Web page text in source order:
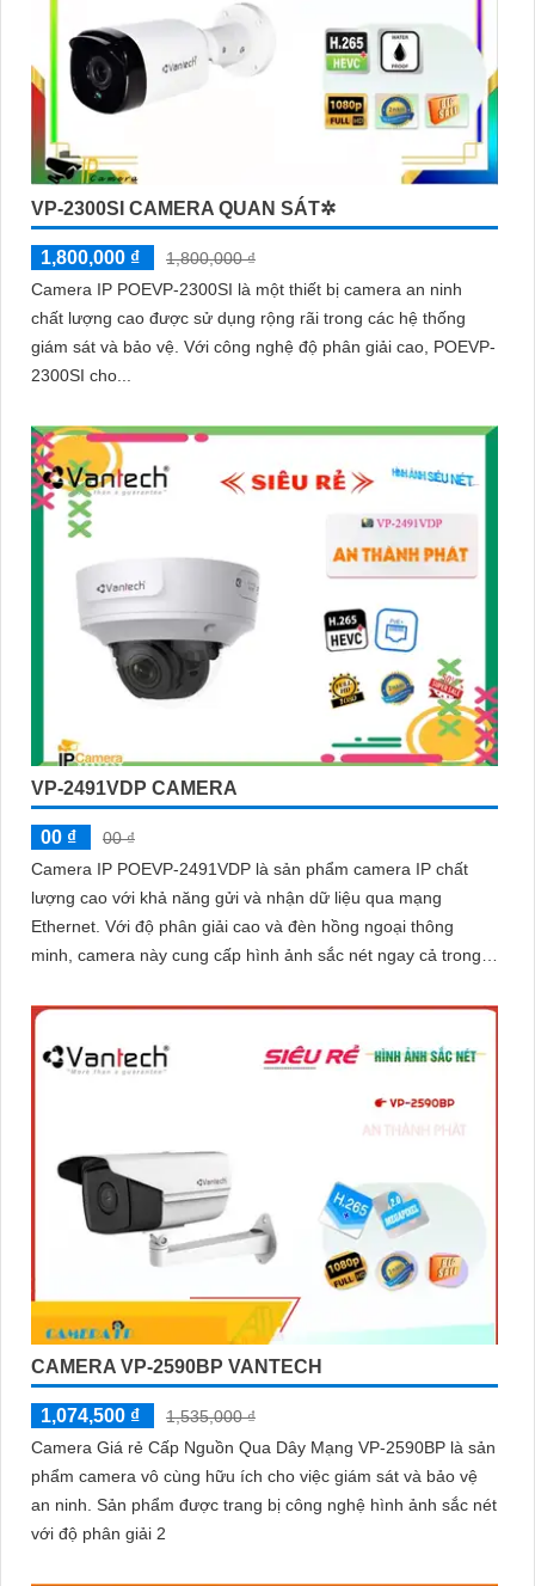
VP-2300SI CAMERA QUAN SÁT✲
1,800,000 ₫
1,800,000 ₫
Camera IP POEVP-2300SI là một thiết bị camera an ninh
chất lượng cao được sử dụng rộng rãi trong các hệ thống
giám sát và bảo vệ. Với công nghệ độ phân giải cao, POEVP-
2300SI cho...
VP-2491VDP CAMERA
00 ₫
00 ₫
Camera IP POEVP-2491VDP là sản phẩm camera IP chất
lượng cao với khả năng gửi và nhận dữ liệu qua mạng
Ethernet. Với độ phân giải cao và đèn hồng ngoại thông
minh, camera này cung cấp hình ảnh sắc nét ngay cả trong
CAMERA VP-2590BP VANTECH
1,074,500 ₫
1,535,000 ₫
Camera Giá rẻ Cấp Nguồn Qua Dây Mạng VP-2590BP là sản
phẩm camera vô cùng hữu ích cho việc giám sát và bảo vệ
an ninh. Sản phẩm được trang bị công nghệ hình ảnh sắc nét
với độ phân giải 2